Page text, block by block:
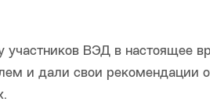
участников ВЭД в настоящее
и дали свои рекомендации